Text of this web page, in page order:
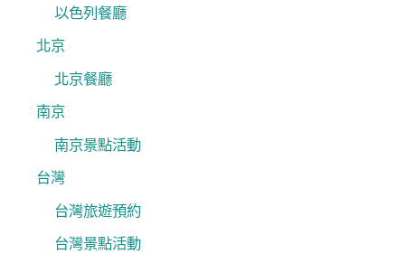
以色列餐廳
北京
北京餐廳
南京
南京景點活動
台灣
台灣旅遊預約
台灣景點活動